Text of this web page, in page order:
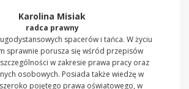
Karolina Misiak
radca prawny
spacerów i tańca. W życiu
sprawnie porusza się wśród przepisów
w zakresie prawa pracy oraz
osobowych. Posiada także wiedzę w
pojętego prawa oświatowego, w